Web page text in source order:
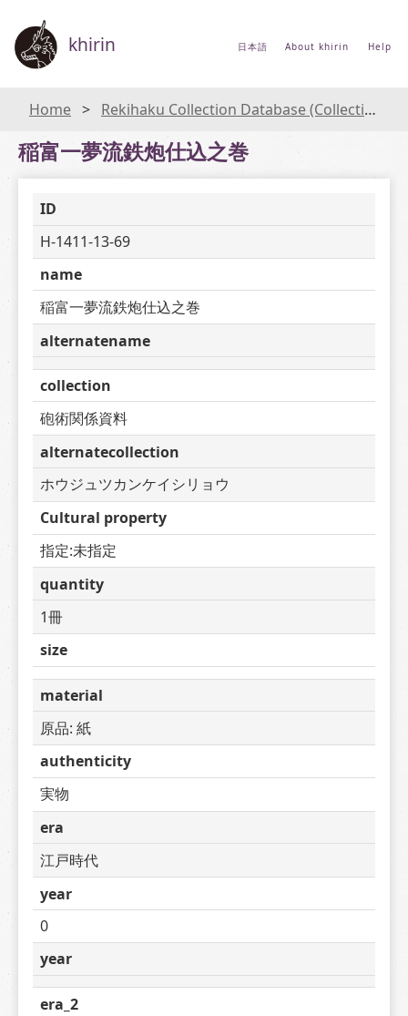
khirin 日本語 About khirin Help
Home Rekihaku Collection Database (Collections Database of the National Museum of Japanese History)
稲富一夢流鉄炮仕込之巻
ID
H-1411-13-69
name
稲富一夢流鉄炮仕込之巻
alternatename
collection
砲術関係資料
alternatecollection
ホウジュツカンケイシリョウ
Cultural property
指定:未指定
quantity
1冊
size
material
原品: 紙
authenticity
実物
era
江戸時代
year
0
year
era_2